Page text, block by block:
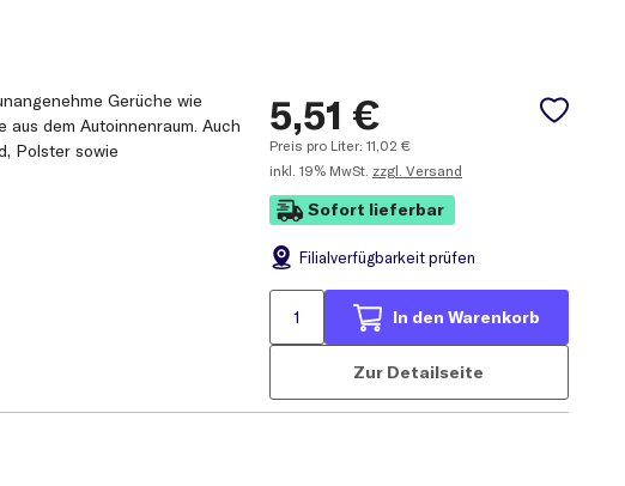
5,51 €
Preis pro Liter: 11,02 €
inkl. 19% MwSt. zzgl. Versand
Sofort lieferbar
Filialverfügbarkeit prüfen
In den Warenkorb
Zur Detailseite
Gerüche wie
dem Autoinnenraum. Auch
Polster sowie